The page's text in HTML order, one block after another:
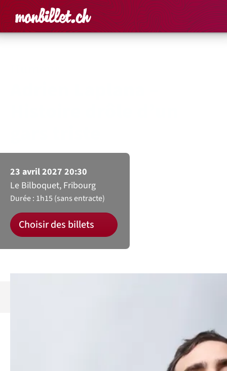
Accueil Rechercher un
Panier
23 avril 2027 20:30
Le Bilboquet, Fribourg
Durée : 1h15 (sans entracte)
Choisir des billets
Dans le cadre de sa saison 26/27, le
Bilboquet accueille Adrien Laplana